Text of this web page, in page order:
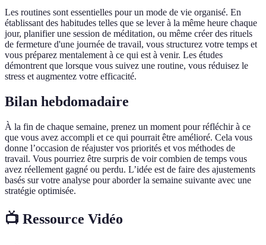
Les routines sont essentielles pour un mode de vie organisé. En
établissant des habitudes telles que se lever à la même heure chaque
jour, planifier une session de méditation, ou même créer des rituels
de fermeture d'une journée de travail, vous structurez votre temps et
vous préparez mentalement à ce qui est à venir. Les études
démontrent que lorsque vous suivez une routine, vous réduisez le
stress et augmentez votre efficacité.
Bilan hebdomadaire
À la fin de chaque semaine, prenez un moment pour réfléchir à ce
que vous avez accompli et ce qui pourrait être amélioré. Cela vous
donne l’occasion de réajuster vos priorités et vos méthodes de
travail. Vous pourriez être surpris de voir combien de temps vous
avez réellement gagné ou perdu. L’idée est de faire des ajustements
basés sur votre analyse pour aborder la semaine suivante avec une
stratégie optimisée.
📺 Ressource Vidéo